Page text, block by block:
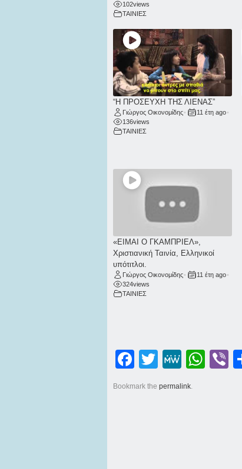
102views
ΤΑΙΝΙΕΣ
“Η ΠΡΟΣΕΥΧΗ ΤΗΣ ΛΙΕΝΑΣ”
Γιώργος Οικονομίδης• 11 έτη ago•
136views
ΤΑΙΝΙΕΣ
«ΕΙΜΑΙ Ο ΓΚΑΜΠΡΙΕΛ»,
Χριστιανική Ταινία, Ελληνικοί
υπότιτλοι.
Γιώργος Οικονομίδης• 11 έτη ago•
324views
ΤΑΙΝΙΕΣ
Facebook Twitter MeWe WhatsAppViber
Bookmark the permalink.